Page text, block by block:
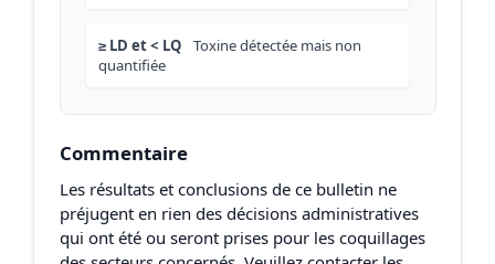
≥ LD et < LQ
Toxine détectée mais non
quantifiée
Commentaire
Les résultats et conclusions de ce bulletin ne
préjugent en rien des décisions administratives
qui ont été ou seront prises pour les coquillages